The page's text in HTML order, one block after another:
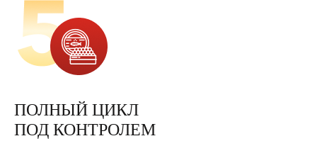
ПОЛНЫЙ ЦИКЛ
ПОД КОНТРОЛЕМ
хозяйства